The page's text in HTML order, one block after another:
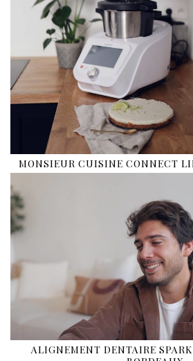
MONSIEUR CUISINE CONNECT
ALIGNEMENT DENTAIRE